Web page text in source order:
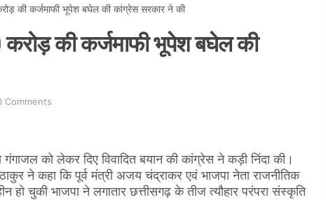
की कर्जमाफी भूपेश बघेल की कांग्रेस सरकार ने की
की कर्जमाफी भूपेश बघेल की
Comments
गंगाजल को लेकर दिए विवादित बयान की कांग्रेस ने कड़ी निंदा की।
ने कहा कि पूर्व मंत्री अजय चंद्राकर एवं भाजपा नेता राजनीतिक
हो चुकी भाजपा ने लगातार छत्तीसगढ़ के तीज त्यौहार परंपरा संस्कृति